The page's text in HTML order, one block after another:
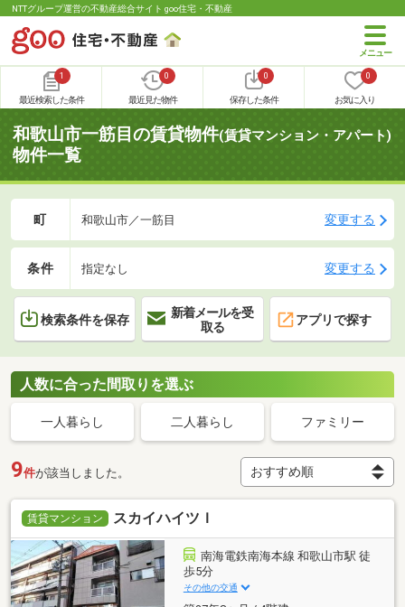
NTTグループ運営の不動産総合サイト goo住宅・不動産
1
最近検索した条件
0
最近見た物件
0
保存した条件
0
お気に入り
和歌山市一筋目の賃貸物件(賃貸マンション・アパート)
物件一覧
町 和歌山市／一筋目 変更する
条件 指定なし 変更する
検索条件を保存
新着メールを受
取る
アプリで探す
人数に合った間取りを選ぶ
一人暮らし 二人暮らし ファミリー
9件が該当しました。
賃貸マンション スカイハイツＩ
南海電鉄南海本線 和歌山市駅 徒
歩5分
その他の交通